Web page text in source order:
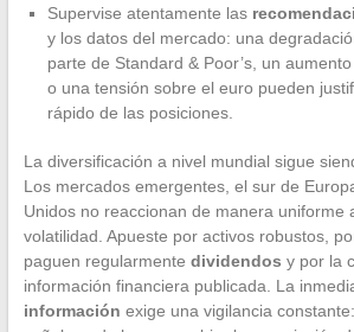
Supervise atentamente las
y los datos del mercado: una
parte de Standard & Poor’s, un
o una tensión sobre el euro pueden
rápido de las posiciones.
La diversificación a nivel mundial sigue
Los mercados emergentes, el sur de
Unidos no reaccionan de manera uniforme
volatilidad. Apueste por activos robustos,
paguen regularmente dividendos y por la
información financiera publicada. La
información exige una vigilancia